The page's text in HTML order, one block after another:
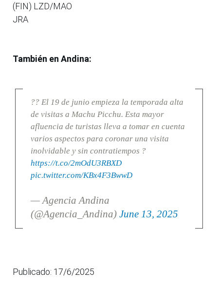
(FIN) LZD/MAO
JRA
También en Andina:
?? El 19 de junio empieza la temporada alta
de visitas a Machu Picchu. Esta mayor
afluencia de turistas lleva a tomar en cuenta
varios aspectos para coronar una visita
inolvidable y sin contratiempos ?
https://t.co/2mOdU3RBXD
pic.twitter.com/KBx4F3BwwD
— Agencia Andina
(@Agencia_Andina) June 13, 2025
Publicado: 17/6/2025